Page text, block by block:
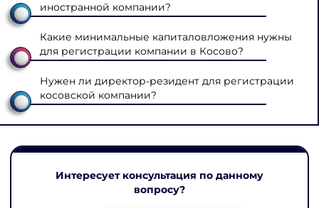
иностранной компании?
Какие минимальные капиталовложения нужны
для регистрации компании в Косово?
Нужен ли директор-резидент для регистрации
косовской компании?
Интересует консультация по данному
вопросу?